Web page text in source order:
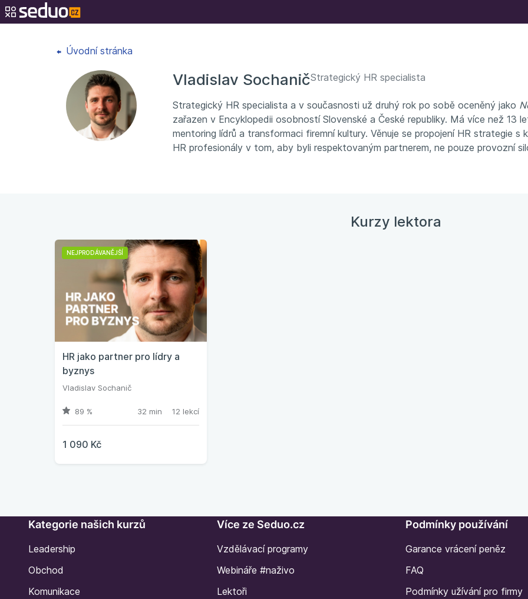
Úvodní stránka
Vladislav SochaničStrategický HR specialista
Strategický HR specialista a v současnosti už druhý rok po sobě oceněný jako
zařazen v Encyklopedii osobností Slovenské a České republiky. Má více než 13
mentoring lídrů a transformaci firemní kultury. Věnuje se propojení HR strategie
HR profesionály v tom, aby byli respektovaným partnerem, ne pouze provozní
Kurzy lektora
NEJPRODÁVANĚJŠÍ
HR jako partner pro lídry a
byznys
Vladislav Sochanič
89 % 32 min 12 lekcí
1 090 Kč
Kategorie našich kurzů
Leadership
Obchod
Komunikace
Více ze Seduo.cz
Vzdělávací programy
Webináře #naživo
Lektoři
Podmínky používání
Garance vrácení peněz
FAQ
Podmínky užívání pro firmy